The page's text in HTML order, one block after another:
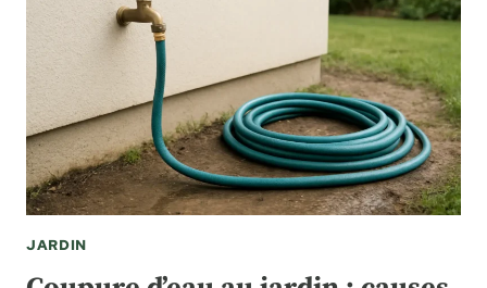
EST-
ELLE
GAGE
DE
LONGÉVITÉ
?
JARDIN